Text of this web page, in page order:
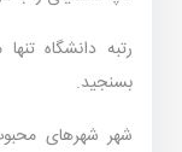
بسنجید.
شهر شهرهای